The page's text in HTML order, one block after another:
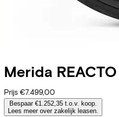
Merida
Prijs €7.499,00
Bespaar €1.252,35 t.o.v. koop.
Lees meer over zakelijk leasen.